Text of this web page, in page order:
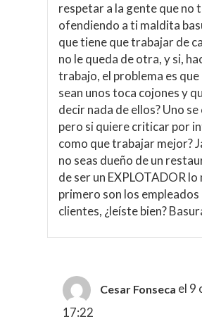
respetar a la gente que no
ofendiendo a ti maldita
que tiene que trabajar de
no le queda de otra, y si,
trabajo, el problema es
sean unos toca cojones y
decir nada de ellos? Uno
pero si quiere criticar por
como que trabajar mejor?
no seas dueño de un
de ser un EXPLOTADOR lo
primero son los empleados
clientes, ¿leíste bien?
Cesar Fonseca el 9
17:22